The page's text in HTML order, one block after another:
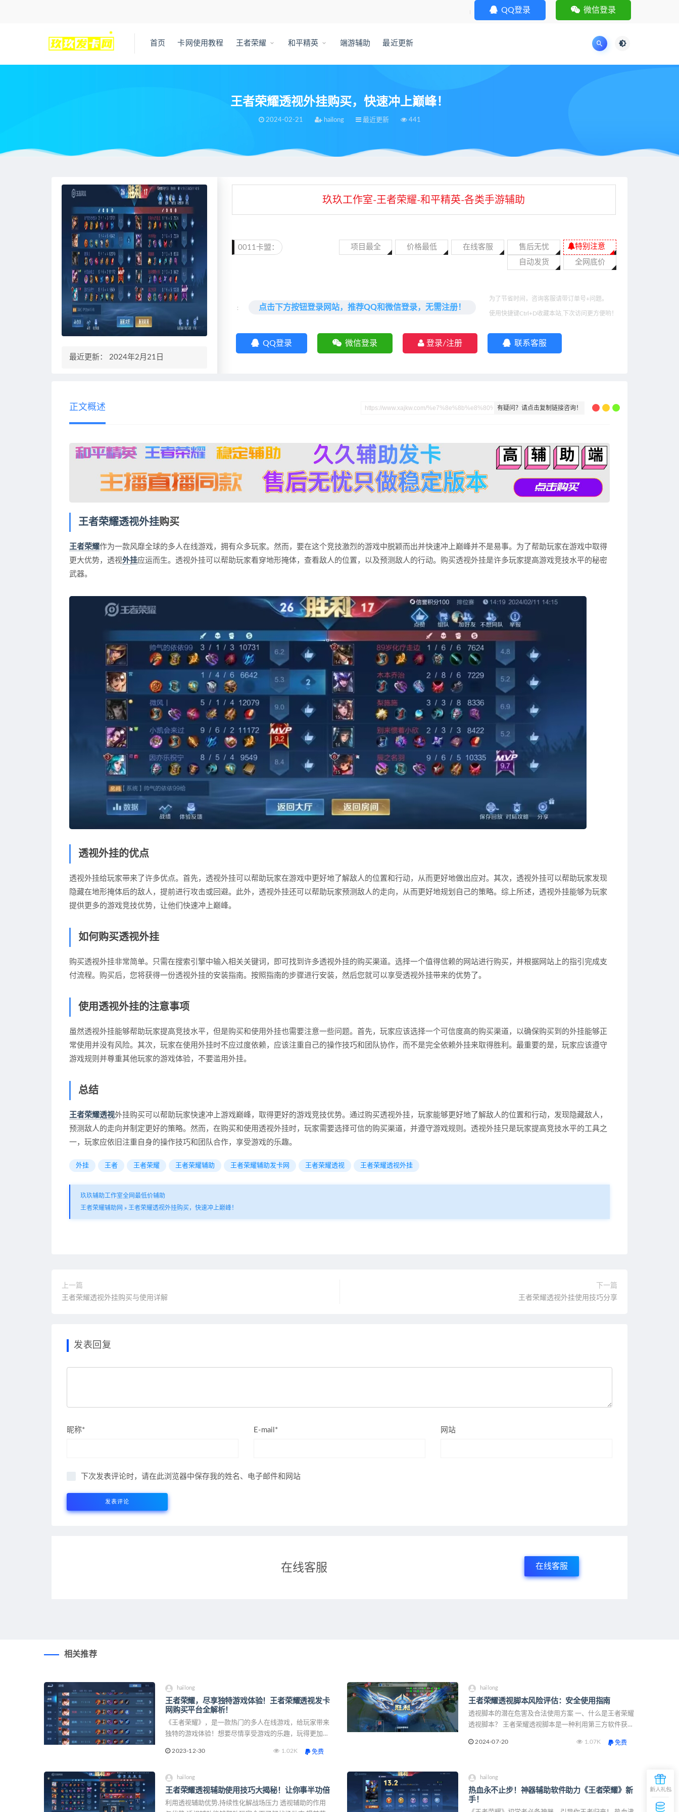
QQ登录 微信登录
首页 卡网使用教程 王者荣耀 和平精英 端游辅助 最近更新
王者荣耀透视外挂购买，快速冲上巅峰！
2024-02-21 hailong 最近更新 441
王者荣耀辅助网 > 最近更新 王者荣耀透视外挂购买，快速冲上巅峰！
最近更新： 2024年2月21日
玖玖工作室-王者荣耀-和平精英-各类手游辅助
0011卡盟： 售后无忧
在线客服
价格最低
项目最全
全网底价
自动发货
特别注意
: 点击下方按钮登录网站，推荐QQ和微信登录，无需注册！
为了节省时间，咨询客服请带订单号+问题。
使用快捷键Ctrl+D收藏本站,下次访问更方便哟！
QQ登录 微信登录 登录/注册 联系客服
有疑问？请点击复制链接咨询！
正文概述
王者荣耀透视外挂购买
王者荣耀作为一款风靡全球的多人在线游戏，拥有众多玩家。然而，要在这个竞技激烈的游戏中脱颖而出并快速冲上巅峰并不是易事。为了帮助玩家在游戏中取得
更大优势，透视外挂应运而生。透视外挂可以帮助玩家看穿地形掩体，查看敌人的位置，以及预测敌人的行动。购买透视外挂是许多玩家提高游戏竞技水平的秘密
武器。
透视外挂的优点
透视外挂给玩家带来了许多优点。首先，透视外挂可以帮助玩家在游戏中更好地了解敌人的位置和行动，从而更好地做出应对。其次，透视外挂可以帮助玩家发现
隐藏在地形掩体后的敌人，提前进行攻击或回避。此外，透视外挂还可以帮助玩家预测敌人的走向，从而更好地规划自己的策略。综上所述，透视外挂能够为玩家
提供更多的游戏竞技优势，让他们快速冲上巅峰。
如何购买透视外挂
购买透视外挂非常简单。只需在搜索引擎中输入相关关键词，即可找到许多透视外挂的购买渠道。选择一个值得信赖的网站进行购买，并根据网站上的指引完成支
付流程。购买后，您将获得一份透视外挂的安装指南。按照指南的步骤进行安装，然后您就可以享受透视外挂带来的优势了。
使用透视外挂的注意事项
虽然透视外挂能够帮助玩家提高竞技水平，但是购买和使用外挂也需要注意一些问题。首先，玩家应该选择一个可信度高的购买渠道，以确保购买到的外挂能够正
常使用并没有风险。其次，玩家在使用外挂时不应过度依赖，应该注重自己的操作技巧和团队协作，而不是完全依赖外挂来取得胜利。最重要的是，玩家应该遵守
游戏规则并尊重其他玩家的游戏体验，不要滥用外挂。
总结
王者荣耀透视外挂购买可以帮助玩家快速冲上游戏巅峰，取得更好的游戏竞技优势。通过购买透视外挂，玩家能够更好地了解敌人的位置和行动，发现隐藏敌人，
预测敌人的走向并制定更好的策略。然而，在购买和使用透视外挂时，玩家需要选择可信的购买渠道，并遵守游戏规则。透视外挂只是玩家提高竞技水平的工具之
一，玩家应依旧注重自身的操作技巧和团队合作，享受游戏的乐趣。
外挂 王者 王者荣耀 王者荣耀辅助 王者荣耀辅助发卡网 王者荣耀透视 王者荣耀透视外挂
玖玖辅助工作室全网最低价辅助
王者荣耀辅助网 » 王者荣耀透视外挂购买，快速冲上巅峰！
上一篇
王者荣耀透视外挂购买与使用详解
下一篇
王者荣耀透视外挂使用技巧分享
发表回复
昵称* E-mail* 网站
下次发表评论时，请在此浏览器中保存我的姓名、电子邮件和网站
在线客服 在线客服
相关推荐
hailong
王者荣耀，尽享独特游戏体验！王者荣耀透视发卡
网购买平台全解析！
《王者荣耀》，是一款热门的多人在线游戏，给玩家带来
独特的游戏体验！想要尽情享受游戏的乐趣，玩得更加得
卡网购买平台的全面解析，让您轻松获得优势！,,1.
2023-12-30 1.02K 免费
hailong
王者荣耀透视脚本风险评估：安全使用指南
透视脚本的潜在危害及合法使用方案 一、什么是王者荣耀
透视脚本？ 王者荣耀透视脚本是一种利用第三方软件获取
2024-07-20 1.07K 免费
hailong
王者荣耀透视辅助使用技巧大揭秘！让你事半功倍
利用透视辅助优势,持续性化解战场压力 透视辅助的作用
hailong
热血永不止步！神器辅助软件助力《王者荣耀》新
手！